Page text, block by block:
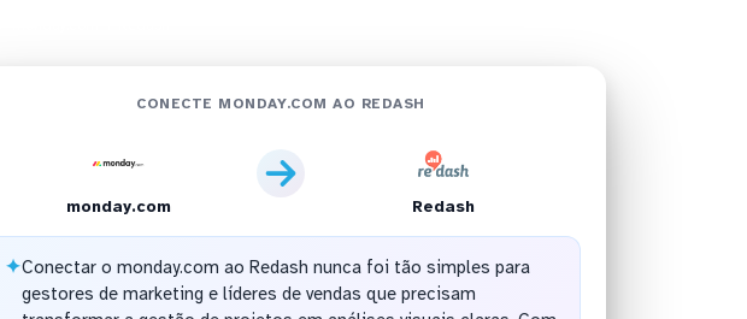
CONECTE MONDAY.COM AO REDASH
monday.com Redash
✦Conectar o monday.com ao Redash nunca foi tão simples para
gestores de marketing e líderes de vendas que precisam